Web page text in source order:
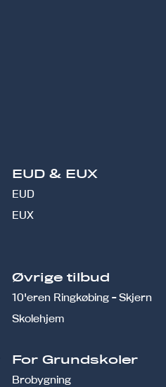
EUD & EUX
EUD
EUX
Øvrige tilbud
10'eren Ringkøbing - Skjern
Skolehjem
For Grundskoler
Brobygning